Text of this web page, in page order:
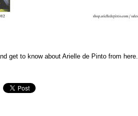
get to know about Arielle de Pinto from here.